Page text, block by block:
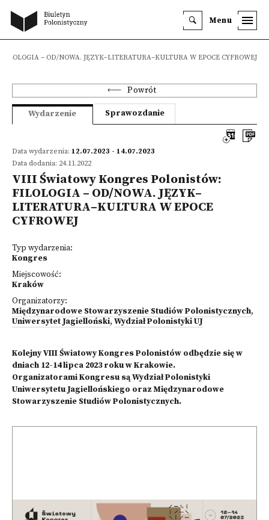
Menu
– OD/NOWA. JĘZYK–LITERATURA–KULTURA W EPOCE CYFROWEJ
Powrót
Wydarzenie Sprawozdanie
Data wydarzenia: 12.07.2023 - 14.07.2023
Data dodania: 24.11.2022
VIII Światowy Kongres Polonistów:
FILOLOGIA – OD/NOWA. JĘZYK–
LITERATURA–KULTURA W EPOCE
CYFROWEJ
Typ wydarzenia:
Kongres
Miejscowość:
Kraków
Organizatorzy:
Międzynarodowe Stowarzyszenie Studiów Polonistycznych,
Uniwersytet Jagielloński, Wydział Polonistyki UJ
Kolejny VIII Światowy Kongres Polonistów odbędzie się w
dniach 12-14 lipca 2023 roku w Krakowie.
Organizatorami Kongresu są Wydział Polonistyki
Uniwersytetu Jagiellońskiego oraz Międzynarodowe
Stowarzyszenie Studiów Polonistycznych.